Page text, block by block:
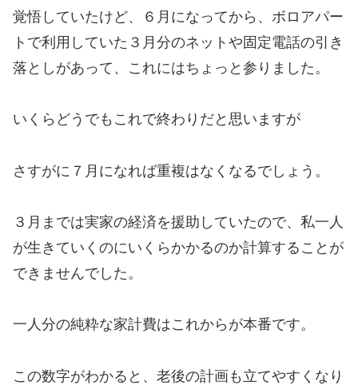
覚悟していたけど、６月になってから、ボロアパー
トで利用していた３月分のネットや固定電話の引き
落としがあって、これにはちょっと参りました。
いくらどうでもこれで終わりだと思いますが
さすがに７月になれば重複はなくなるでしょう。
３月までは実家の経済を援助していたので、私一人
が生きていくのにいくらかかるのか計算することが
できませんでした。
一人分の純粋な家計費はこれからが本番です。
この数字がわかると、老後の計画も立てやすくなり